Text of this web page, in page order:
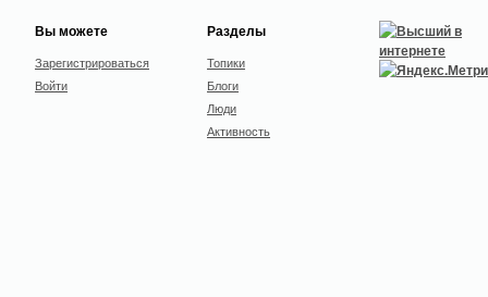
Вы можете
Зарегистрироваться
Войти
Разделы
Топики
Блоги
Люди
Активность